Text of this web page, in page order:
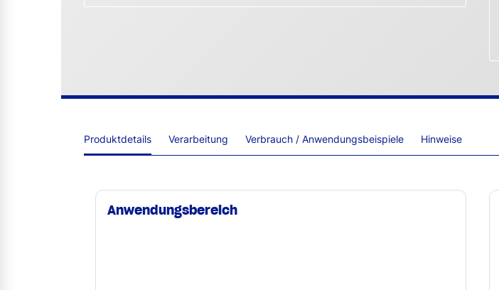
Produktdetails Verarbeitung Verbrauch / Anwendungsbeispiele Hinweise
Anwendungsbereich